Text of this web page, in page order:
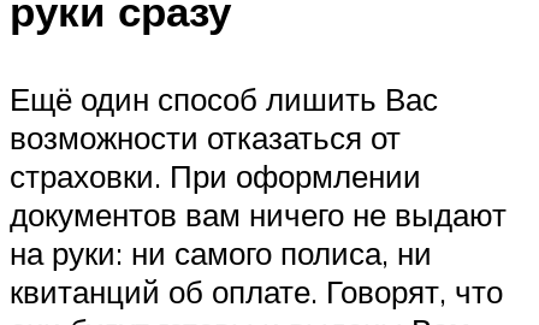
руки сразу
Ещё один способ лишить Вас
возможности отказаться от
страховки. При оформлении
документов вам ничего не выдают
на руки: ни самого полиса, ни
квитанций об оплате. Говорят, что